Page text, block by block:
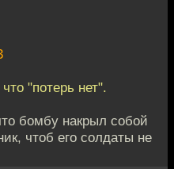
"потерь нет".
бомбу накрыл собой
чтоб его солдаты не